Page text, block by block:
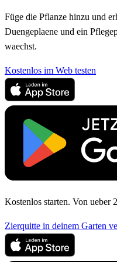
Füge die Pflanze hinzu und
Duengeplaene und ein
waechst.
Kostenlos im Web testen
Kostenlos starten. Von ueber
Zierquitte in deinem Garten